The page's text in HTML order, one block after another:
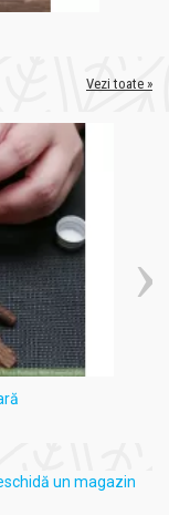
Vezi toate »
un magazin